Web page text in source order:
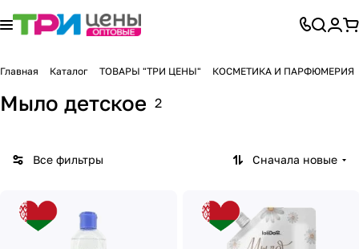
Главная Каталог ТОВАРЫ "ТРИ ЦЕНЫ" КОСМЕТИКА И ПАРФЮМЕРИЯ
Мыло детское 2
Все фильтры Сначала новые